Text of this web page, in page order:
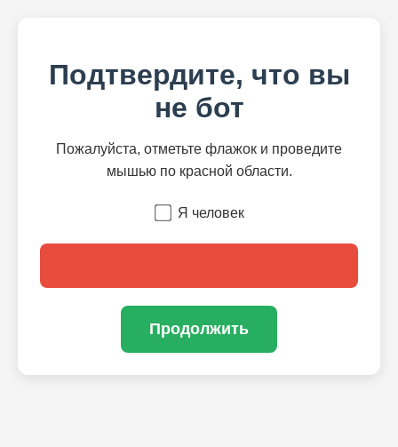
Подтвердите, что вы
не бот
Пожалуйста, отметьте флажок и проведите
мышью по красной области.
Я человек
Продолжить